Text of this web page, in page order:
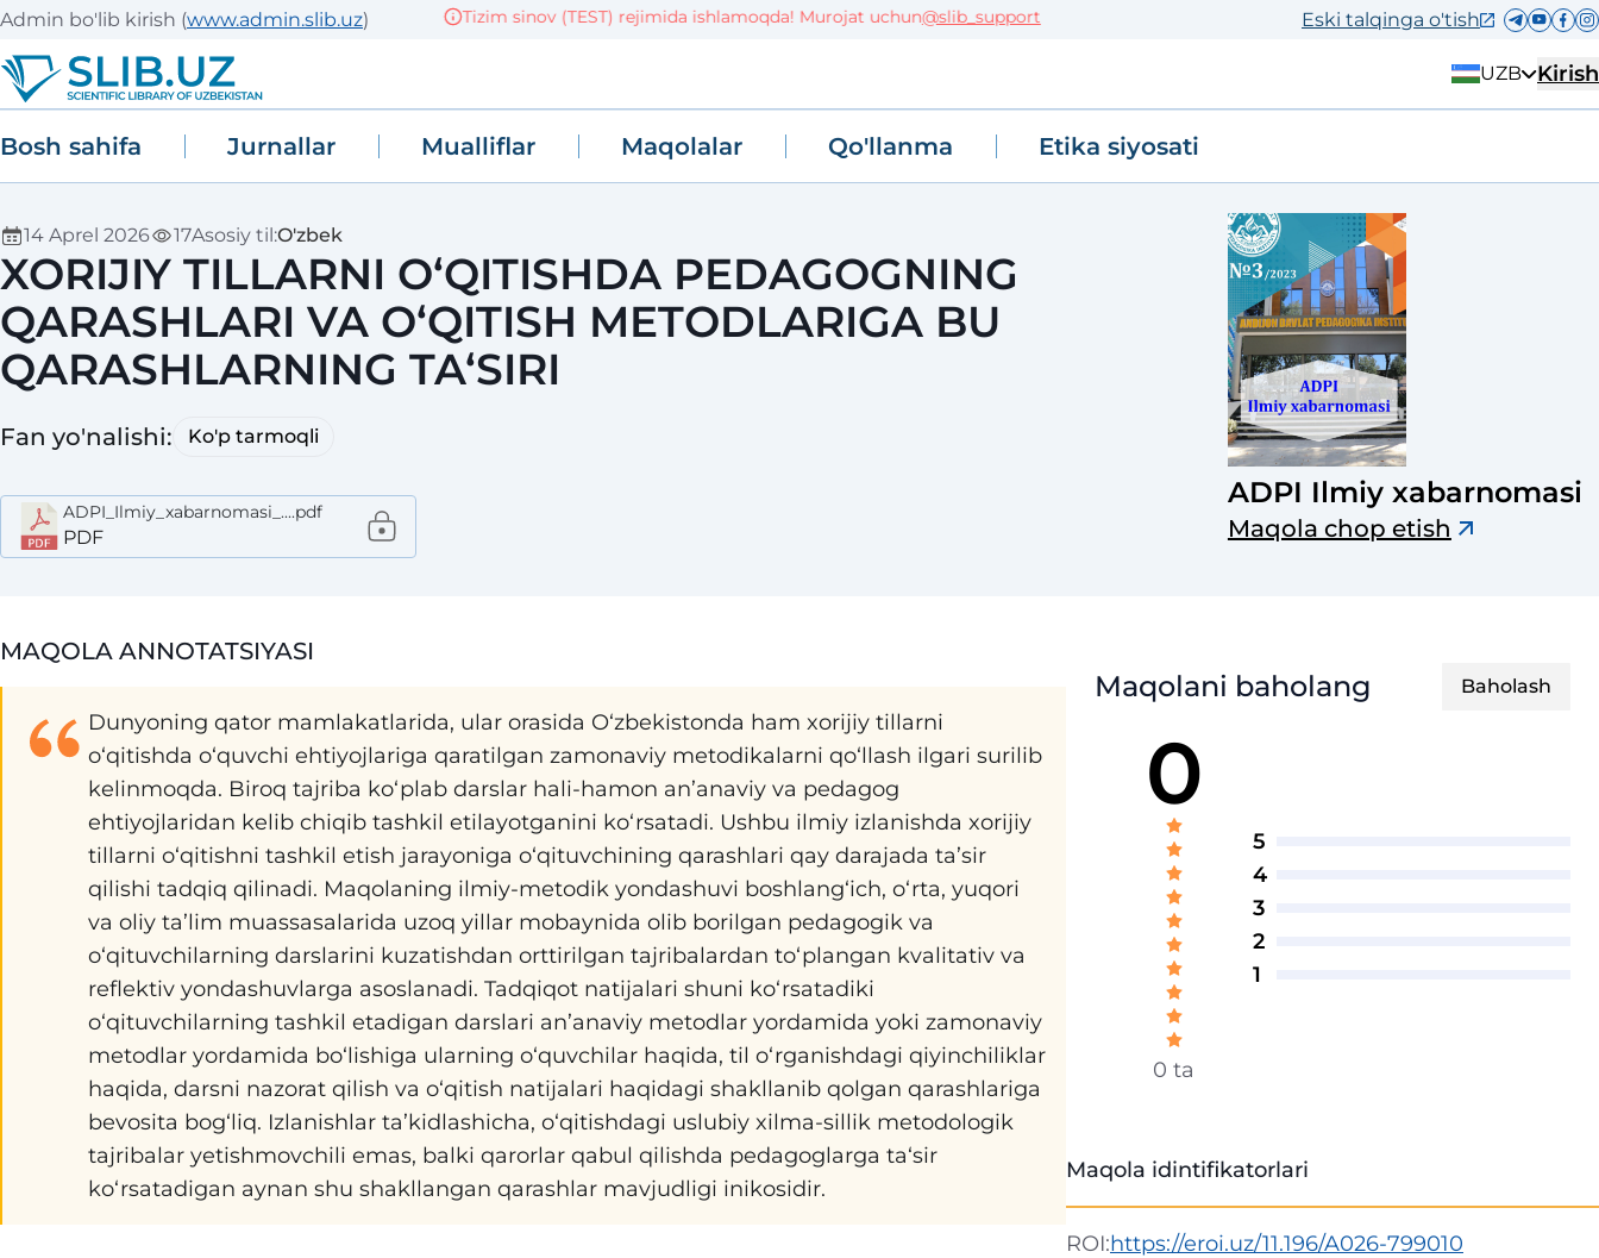
Admin bo'lib kirish (www.admin.slib.uz) Tizim sinov (TEST) rejimida ishlamoqda! Murojat uchun@slib_support Eski talqinga o'tish
UZB Kirish
Bosh sahifa Jurnallar Mualliflar Maqolalar Qo'llanma Etika siyosati
14 Aprel 2026 17Asosiy til:O'zbek
XORIJIY TILLARNI O‘QITISHDA PEDAGOGNING
QARASHLARI VA O‘QITISH METODLARIGA BU
QARASHLARNING TA‘SIRI
Fan yo'nalishi: Ko'p tarmoqli
ADPI_Ilmiy_xabarnomasi_....pdf
PDF
ADPI Ilmiy xabarnomasi
Maqola chop etish
MAQOLA ANNOTATSIYASI
Dunyoning qator mamlakatlarida, ular orasida O‘zbekistonda ham xorijiy tillarni
o‘qitishda o‘quvchi ehtiyojlariga qaratilgan zamonaviy metodikalarni qo‘llash ilgari surilib
kelinmoqda. Biroq tajriba ko‘plab darslar hali-hamon an’anaviy va pedagog
ehtiyojlaridan kelib chiqib tashkil etilayotganini ko‘rsatadi. Ushbu ilmiy izlanishda xorijiy
tillarni o‘qitishni tashkil etish jarayoniga o‘qituvchining qarashlari qay darajada ta’sir
qilishi tadqiq qilinadi. Maqolaning ilmiy-metodik yondashuvi boshlang‘ich, o‘rta, yuqori
va oliy ta’lim muassasalarida uzoq yillar mobaynida olib borilgan pedagogik va
o‘qituvchilarning darslarini kuzatishdan orttirilgan tajribalardan to‘plangan kvalitativ va
reflektiv yondashuvlarga asoslanadi. Tadqiqot natijalari shuni ko‘rsatadiki
o‘qituvchilarning tashkil etadigan darslari an’anaviy metodlar yordamida yoki zamonaviy
metodlar yordamida bo‘lishiga ularning o‘quvchilar haqida, til o‘rganishdagi qiyinchiliklar
haqida, darsni nazorat qilish va o‘qitish natijalari haqidagi shakllanib qolgan qarashlariga
bevosita bog‘liq. Izlanishlar ta’kidlashicha, o‘qitishdagi uslubiy xilma-sillik metodologik
tajribalar yetishmovchili emas, balki qarorlar qabul qilishda pedagoglarga ta‘sir
ko‘rsatadigan aynan shu shakllangan qarashlar mavjudligi inikosidir.
Maqolani baholang Baholash
0
0 ta
5
4
3
2
1
Maqola idintifikatorlari
ROI:https://eroi.uz/11.196/A026-799010